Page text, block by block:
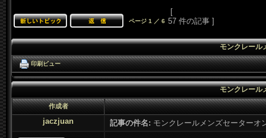
ページ 1 ／ 6
[
57 件の記事 ]
モンクレール
印刷ビュー
モンクレール
作成者
jaczjuan 記事の件名: モンクレールメンズセーターオ